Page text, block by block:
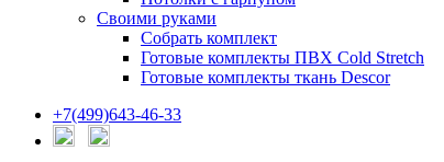
Своими руками
Собрать комплект
Готовые комплекты ПВХ Cold Stretch
Готовые комплекты ткань Descor
+7(499)643-46-33